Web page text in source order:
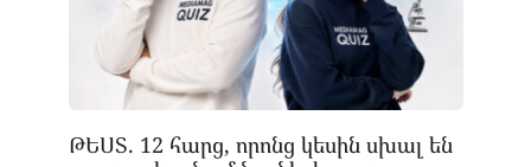
ԹԵՍՏ. 12 հարց, որոնց կեսին սխալ են